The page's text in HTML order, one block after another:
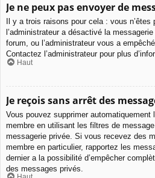
Je ne peux pas envoyer de
Il y a trois raisons pour cela : vous
l’administrateur a désactivé la
forum, ou l’administrateur vous a
Contactez l’administrateur pour plus
Haut
Je reçois sans arrêt des
Vous pouvez supprimer automatiquement
membre en utilisant les filtres de
messagerie privée. Si vous recevez des
membre en particulier, rapportez les
dernier a la possibilité d’empêcher
des messages privés.